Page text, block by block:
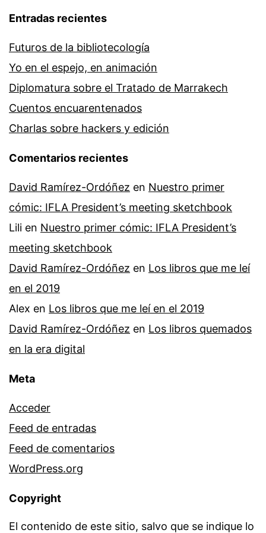
Entradas recientes
Futuros de la bibliotecología
Yo en el espejo, en animación
Diplomatura sobre el Tratado de Marrakech
Cuentos encuarentenados
Charlas sobre hackers y edición
Comentarios recientes
David Ramírez-Ordóñez en Nuestro primer
cómic: IFLA President’s meeting sketchbook
Lili en Nuestro primer cómic: IFLA President’s
meeting sketchbook
David Ramírez-Ordóñez en Los libros que me leí
en el 2019
Alex en Los libros que me leí en el 2019
David Ramírez-Ordóñez en Los libros quemados
en la era digital
Meta
Acceder
Feed de entradas
Feed de comentarios
WordPress.org
Copyright
El contenido de este sitio, salvo que se indique lo